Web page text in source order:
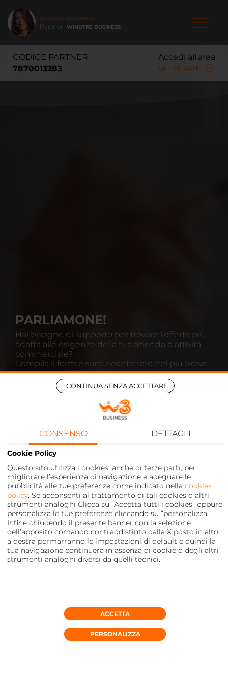
CONTINUA SENZA ACCETTARE
CONSENSO
Cookie Policy
Questo sito utilizza i cookies, anche di terze parti, per
migliorare l’esperienza di navigazione e adeguare le
pubblicità alle tue preferenze come indicato nella cookies
policy . Se acconsenti al trattamento di tali cookies o altri
strumenti analoghi Clicca su “Accetta tutti i cookies” oppure
personalizza le tue preferenze cliccando su “personalizza”.
Infine chiudendo il presente banner con la selezione
dell’apposito comando contraddistinto dalla X posto in alto
a destra permarranno le impostazioni di default e quindi la
tua navigazione continuerà in assenza di cookie o degli altri
strumenti analoghi diversi da quelli tecnici.
DETTAGLI
PERSONALIZZA
ACCETTA
contenuto
principale
IOLANDA AMORELLI
Partner WINDTRE BUSINESS
CODICE PARTNER
7870013283
Accedi all'area
SELFCARE
NAVIGAZIONE
PRINCIPALE
PARLIAMONE!
Hai bisogno di supporto per trovare l’offerta più
adatta alle esigenze della tua azienda o attività
commerciale?
Compila il form e sarai ricontattato nel più breve
tempo possibile.
RICHIEDI CONSULENZA